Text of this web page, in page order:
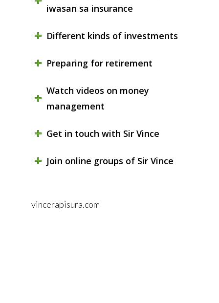
iwasan sa insurance
Different kinds of investments
Preparing for retirement
Watch videos on money
management
Get in touch with Sir Vince
Join online groups of Sir Vince
vincerapisura.com